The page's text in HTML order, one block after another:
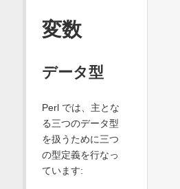
変数
データ型
Perl では、主とな
る三つのデータ型
を扱うために三つ
の型定義を行なっ
ています: